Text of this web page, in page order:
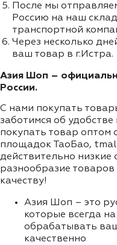
После мы
Россию на наш
транспортной
Через несколько
ваш товар в г.Истра.
Азия Шоп –
России.
С нами покупать
заботимся об
покупать товар оптом
площадок ТаоБао,
действительно низкие
разнообразие
качеству!
Азия Шоп – это
которые всегда
обрабатывать
качественно